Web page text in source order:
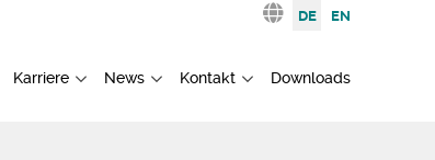
Sprache auswählen
DE EN
Karriere News Kontakt Downloads